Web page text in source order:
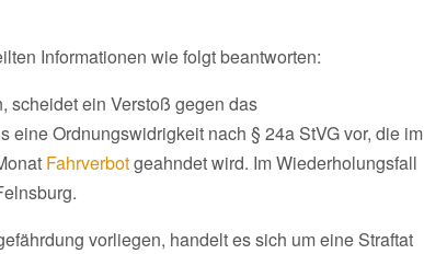
Informationen wie folgt beantworten:
scheidet ein Verstoß gegen das
Ordnungswidrigkeit nach § 24a StVG vor, die im
Fahrverbotgeahndet wird. Im Wiederholungsfall
vorliegen, handelt es sich um eine Straftat